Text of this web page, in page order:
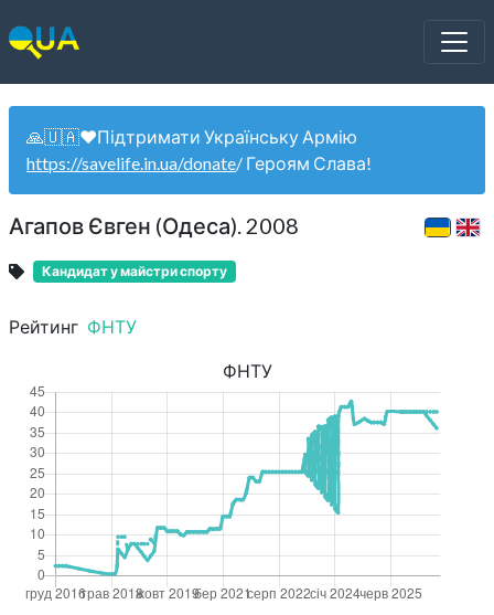
🙏🇺🇦❤️Підтримати Українську Армію
https://savelife.in.ua/donate/ Героям Слава!
Агапов Євген (Одеса). 2008
Кандидат у майстри спорту
Рейтинг ФНТУ
ФНТУ